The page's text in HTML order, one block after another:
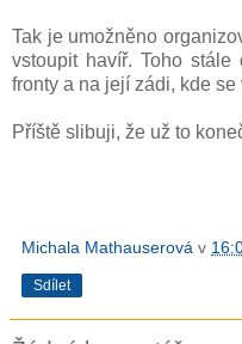
Tak je umožněno
vstoupit havíř. Toho stále
fronty a na její zádi, kde
Příště slibuji, že už to
Michala Mathauserová v
Sdílet